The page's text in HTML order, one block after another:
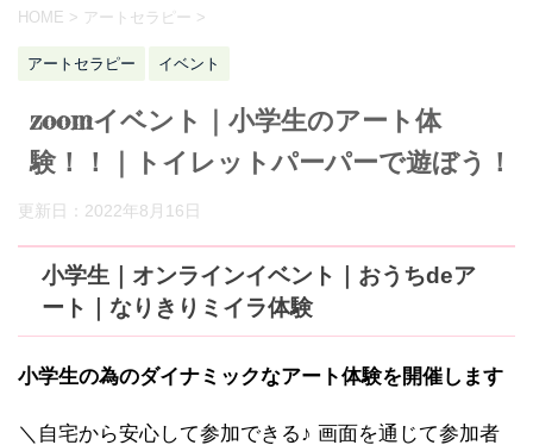
HOME > アートセラピー >
アートセラピー イベント
zoomイベント｜小学生のアート体
験！！｜トイレットパーパーで遊ぼう！
更新日： 2022年8月16日
小学生｜オンラインイベント｜おうちdeア
ート｜なりきりミイラ体験
小学生の為のダイナミックなアート体験を開催します
＼自宅から安心して参加できる♪ 画面を通じて参加者